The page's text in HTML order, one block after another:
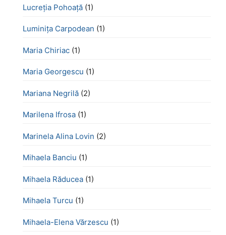
Lucreţia Pohoaţă (1)
Luminița Carpodean (1)
Maria Chiriac (1)
Maria Georgescu (1)
Mariana Negrilă (2)
Marilena Ifrosa (1)
Marinela Alina Lovin (2)
Mihaela Banciu (1)
Mihaela Răducea (1)
Mihaela Turcu (1)
Mihaela-Elena Vărzescu (1)